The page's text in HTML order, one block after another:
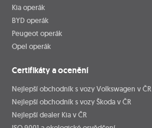
Kia operák
BYD operák
Peugeot operák
Opel operák
Certifikáty a ocenění
Nejlepší obchodník s vozy Volkswagen v ČR
Nejlepší obchodník s vozy Škoda v ČR
Nejlepší dealer Kia v ČR